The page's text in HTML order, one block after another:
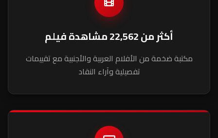
أكثر من 22,562 مشاهدة فيلم
مكتبة ضخمة من الأفلام العربية والأجنبية مع تقييمات
تفصيلية وآراء النقاد